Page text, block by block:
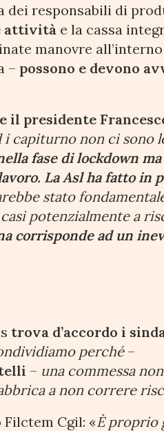
dei responsabili di
attività e la cassa
manovre
– possono e devono
presidente
i capiturno non ci sono
fase di lockdown
La Asl ha fatto in
stato
potenzialmente a
corrisponde ad un
trova d’accordo i
perché–
– una commessa
a non correre
Filctem Cgil: «È proprio